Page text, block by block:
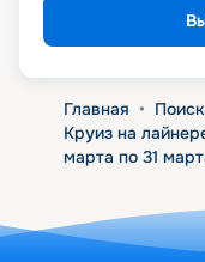
Главная •
Круиз на
марта по 31